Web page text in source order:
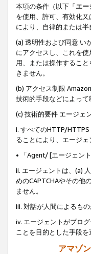
本項の条件（以下「エー
を使用、許可、有効化
により、自律的または
(a) 透明性および同意 い
にアクセスし、これを
用、または操作するこ
きません。
(b) アクセス制限
技術的手段などによって
(c) 技術的要件 エージェ
i. すべてのHTTP/
ることにより、エージェ
• 「Agent/ [エージェン
ii. エージェントは、(a)
めのCAPTCHAやその他
ません。
iii. 対話が人間によるも
iv. エージェントがプロ
ことを目的とした手段
アマゾ